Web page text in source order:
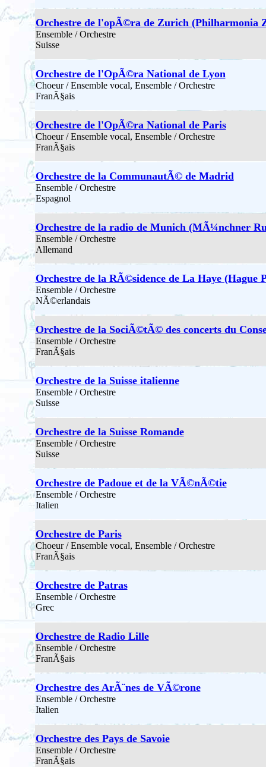
Orchestre de l'opÃ©ra de Zurich (Philharmonia
Ensemble / Orchestre
Suisse
Orchestre de l'OpÃ©ra National de Lyon
Choeur / Ensemble vocal, Ensemble / Orchestre
FranÃ§ais
Orchestre de l'OpÃ©ra National de Paris
Choeur / Ensemble vocal, Ensemble / Orchestre
FranÃ§ais
Orchestre de la CommunautÃ© de Madrid
Ensemble / Orchestre
Espagnol
Orchestre de la radio de Munich (MÃ¼nchner
Ensemble / Orchestre
Allemand
Orchestre de la RÃ©sidence de La Haye (Hague
Ensemble / Orchestre
NÃ©erlandais
Orchestre de la SociÃ©tÃ© des concerts du
Ensemble / Orchestre
FranÃ§ais
Orchestre de la Suisse italienne
Ensemble / Orchestre
Suisse
Orchestre de la Suisse Romande
Ensemble / Orchestre
Suisse
Orchestre de Padoue et de la VÃ©nÃ©tie
Ensemble / Orchestre
Italien
Orchestre de Paris
Choeur / Ensemble vocal, Ensemble / Orchestre
FranÃ§ais
Orchestre de Patras
Ensemble / Orchestre
Grec
Orchestre de Radio Lille
Ensemble / Orchestre
FranÃ§ais
Orchestre des ArÃ¨nes de VÃ©rone
Ensemble / Orchestre
Italien
Orchestre des Pays de Savoie
Ensemble / Orchestre
FranÃ§ais